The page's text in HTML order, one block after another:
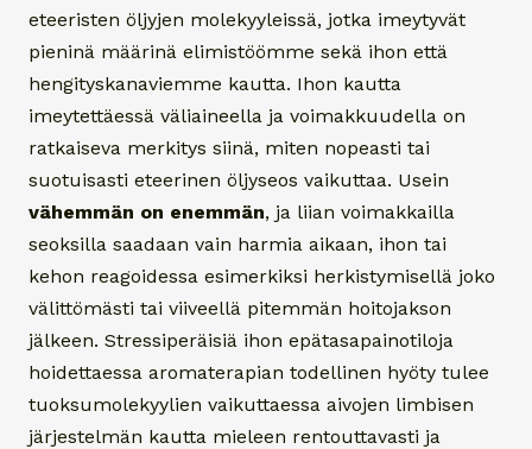
eteeristen öljyjen molekyyleissä, jotka imeytyvät
pieninä määrinä elimistöömme sekä ihon että
hengityskanaviemme kautta. Ihon kautta
imeytettäessä väliaineella ja voimakkuudella on
ratkaiseva merkitys siinä, miten nopeasti tai
suotuisasti eteerinen öljyseos vaikuttaa. Usein
vähemmän on enemmän, ja liian voimakkailla
seoksilla saadaan vain harmia aikaan, ihon tai
kehon reagoidessa esimerkiksi herkistymisellä joko
välittömästi tai viiveellä pitemmän hoitojakson
jälkeen. Stressiperäisiä ihon epätasapainotiloja
hoidettaessa aromaterapian todellinen hyöty tulee
tuoksumolekyylien vaikuttaessa aivojen limbisen
järjestelmän kautta mieleen rentouttavasti ja